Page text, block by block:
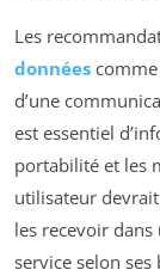
Les
données comme
d’une
est essentiel
portabilité et les
utilisateur
les recevoir
service selon ses